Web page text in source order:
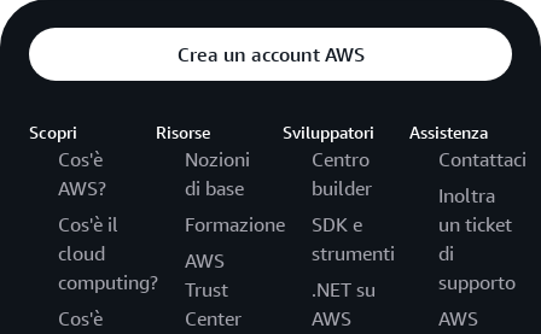
Crea un account AWS
Scopri
Cos'è
AWS?
Cos'è il
cloud
computing?
Cos'è
Risorse
Nozioni
di base
Formazione
AWS
Trust
Center
Sviluppatori
Centro
builder
SDK e
strumenti
.NET su
AWS
Assistenza
Contattaci
Inoltra
un ticket
di
supporto
AWS